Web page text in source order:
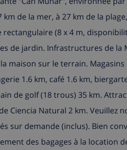
de la mer, à 27 km de la
(8 x 4 m,
de jardin. Infrastructures de la
maison sur le terrain.
1.6 km, café 1.6 km,
de golf (18 trous) 35 km.
Ciencia Natural 2 km.
sur demande (inclus). Bien
des bagages à la location